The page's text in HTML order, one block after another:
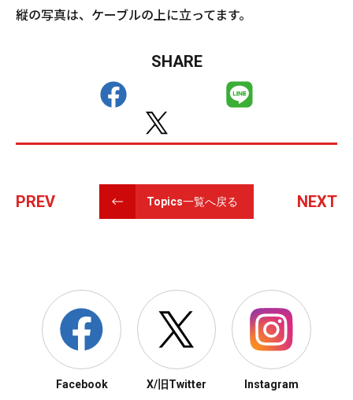
縦の写真は、ケーブルの上に立ってます。
SHARE
PREV Topics一覧へ戻る NEXT
Facebook X/旧Twitter Instagram